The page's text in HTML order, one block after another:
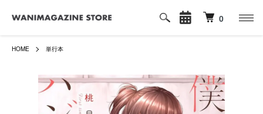
0
HOME 単行本